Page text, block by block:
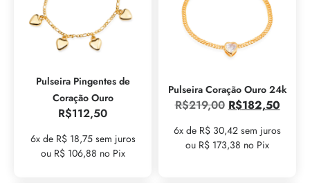
Pulseira Pingentes de
Coração Ouro
R$112,50
6x de R$ 18,75 sem juros
ou R$ 106,88 no Pix
Pulseira Coração Ouro 24k
R$219,00 R$182,50
6x de R$ 30,42 sem juros
ou R$ 173,38 no Pix